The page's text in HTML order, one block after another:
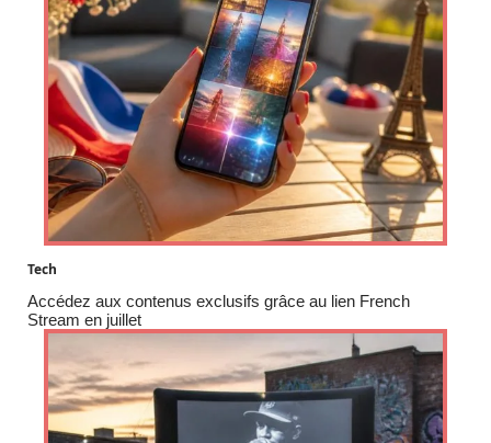
Tech
Accédez aux contenus exclusifs grâce au lien French
Stream en juillet